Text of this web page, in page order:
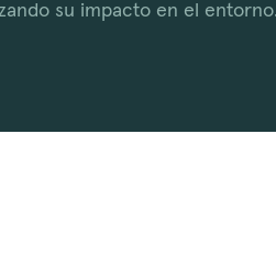
su impacto en el entorno.